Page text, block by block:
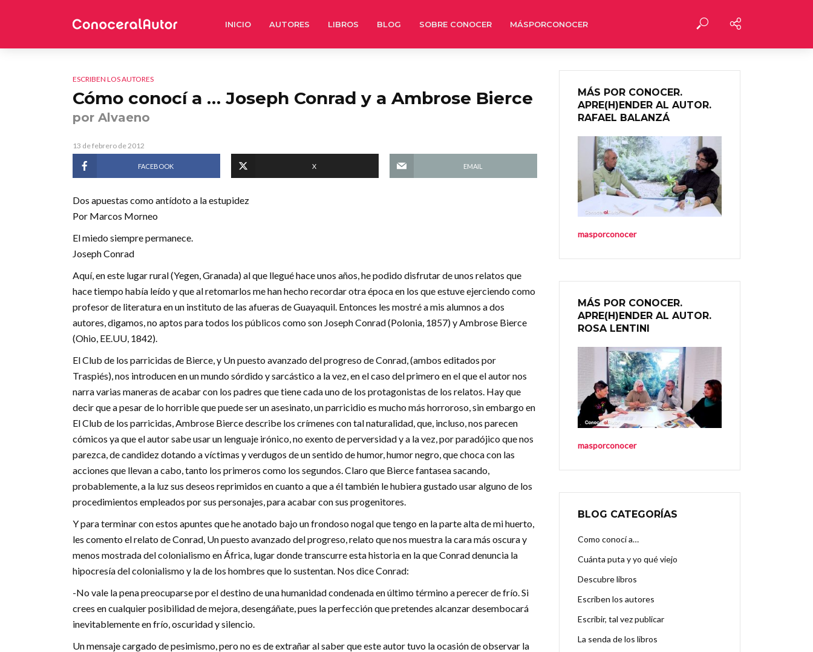
INICIO AUTORES LIBROS BLOG SOBRE CONOCER MÁSPORCONOCER
ESCRIBEN LOS AUTORES
Cómo conocí a … Joseph Conrad y a Ambrose Bierce
por Alvaeno
13 de febrero de 2012
FACEBOOK X EMAIL
Dos apuestas como antídoto a la estupidez
Por Marcos Morneo
El miedo siempre permanece.
Joseph Conrad
Aquí, en este lugar rural (Yegen, Granada) al que llegué hace unos años, he podido disfrutar de unos relatos que
hace tiempo había leído y que al retomarlos me han hecho recordar otra época en los que estuve ejerciendo como
profesor de literatura en un instituto de las afueras de Guayaquil. Entonces les mostré a mis alumnos a dos
autores, digamos, no aptos para todos los públicos como son Joseph Conrad (Polonia, 1857) y Ambrose Bierce
(Ohio, EE.UU, 1842).
El Club de los parricidas de Bierce, y Un puesto avanzado del progreso de Conrad, (ambos editados por
Traspiés), nos introducen en un mundo sórdido y sarcástico a la vez, en el caso del primero en el que el autor nos
narra varias maneras de acabar con los padres que tiene cada uno de los protagonistas de los relatos. Hay que
decir que a pesar de lo horrible que puede ser un asesinato, un parricidio es mucho más horroroso, sin embargo en
El Club de los parricidas, Ambrose Bierce describe los crímenes con tal naturalidad, que, incluso, nos parecen
cómicos ya que el autor sabe usar un lenguaje irónico, no exento de perversidad y a la vez, por paradójico que nos
parezca, de candidez dotando a víctimas y verdugos de un sentido de humor, humor negro, que choca con las
acciones que llevan a cabo, tanto los primeros como los segundos. Claro que Bierce fantasea sacando,
probablemente, a la luz sus deseos reprimidos en cuanto a que a él también le hubiera gustado usar alguno de los
procedimientos empleados por sus personajes, para acabar con sus progenitores.
Y para terminar con estos apuntes que he anotado bajo un frondoso nogal que tengo en la parte alta de mi huerto,
les comento el relato de Conrad, Un puesto avanzado del progreso, relato que nos muestra la cara más oscura y
menos mostrada del colonialismo en África, lugar donde transcurre esta historia en la que Conrad denuncia la
hipocresía del colonialismo y la de los hombres que lo sustentan. Nos dice Conrad:
-No vale la pena preocuparse por el destino de una humanidad condenada en último término a perecer de frío. Si
crees en cualquier posibilidad de mejora, desengáñate, pues la perfección que pretendes alcanzar desembocará
inevitablemente en frío, oscuridad y silencio.
Un mensaje cargado de pesimismo, pero no es de extrañar al saber que este autor tuvo la ocasión de observar la
MÁS POR CONOCER.
APRE(H)ENDER AL AUTOR.
RAFAEL BALANZÁ
masporconocer
MÁS POR CONOCER.
APRE(H)ENDER AL AUTOR.
ROSA LENTINI
masporconocer
BLOG CATEGORÍAS
Como conocí a…
Cuánta puta y yo qué viejo
Descubre libros
Escriben los autores
Escribir, tal vez publicar
La senda de los libros